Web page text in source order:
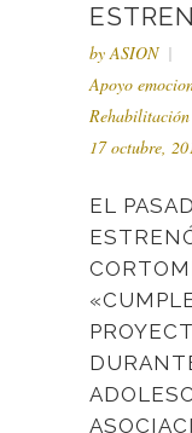
byASION
Apoyo
Rehabilitación
17 octubre,
EL